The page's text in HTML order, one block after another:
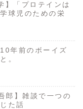
】「プロテインは
球児のための栄
年前のボーイズ
。
郎】雑談で一つの
た話